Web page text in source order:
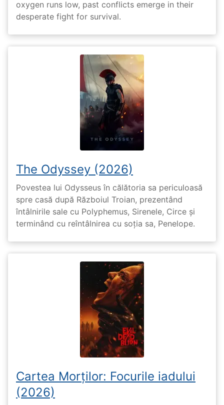
oxygen runs low, past conflicts emerge in their
desperate fight for survival.
The Odyssey (2026)
Povestea lui Odysseus în călătoria sa periculoasă
spre casă după Războiul Troian, prezentând
întâlnirile sale cu Polyphemus, Sirenele, Circe și
terminând cu reîntâlnirea cu soția sa, Penelope.
Cartea Morților: Focurile iadului
(2026)